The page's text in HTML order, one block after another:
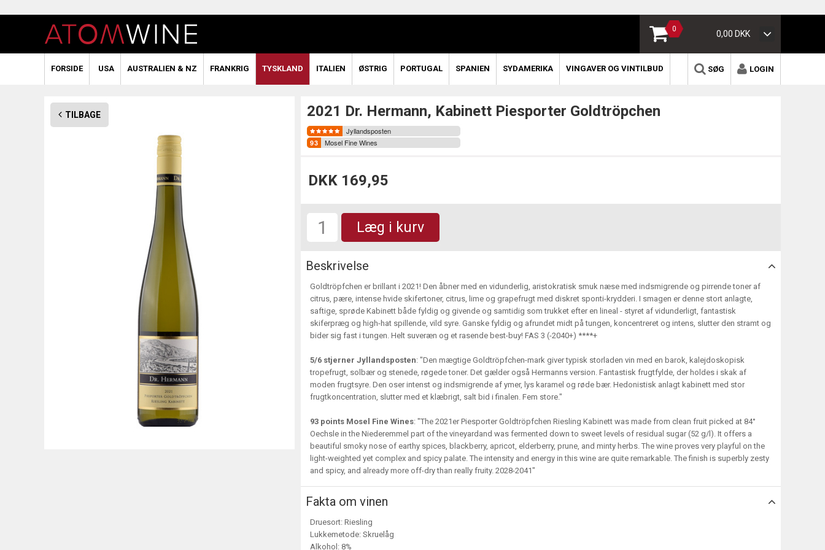
0 0,00 DKK
FORSIDE USA AUSTRALIEN & NZ FRANKRIG TYSKLAND ITALIEN ØSTRIG PORTUGAL SPANIEN SYDAMERIKA VINGAVER OG VINTILBUD LOGIN
SØG
TILBAGE 2021 Dr. Hermann, Kabinett Piesporter Goldtröpchen
Jyllandsposten
Mosel Fine Wines
DKK 169,95
Læg i kurv
Beskrivelse
Goldtröpfchen er brillant i 2021! Den åbner med en vidunderlig, aristokratisk smuk næse med indsmigrende og pirrende toner af
citrus, pære, intense hvide skifertoner, citrus, lime og grapefrugt med diskret sponti-krydderi. I smagen er denne stort anlagte,
saftige, sprøde Kabinett både fyldig og givende og samtidig som trukket efter en lineal - styret af vidunderligt, fantastisk
skiferpræg og high-hat spillende, vild syre. Ganske fyldig og afrundet midt på tungen, koncentreret og intens, slutter den stramt og
bider sig fast i tungen. Helt suveræn og et rasende best-buy! FAS 3 (-2040+) ****+
5/6 stjerner Jyllandsposten: "Den mægtige Goldtröpfchen-mark giver typisk storladen vin med en barok, kalejdoskopisk
tropefrugt, solbær og stenede, røgede toner. Det gælder også Hermanns version. Fantastisk frugtfylde, der holdes i skak af
moden frugtsyre. Den oser intenst og indsmigrende af ymer, lys karamel og røde bær. Hedonistisk anlagt kabinett med stor
frugtkoncentration, slutter med et klæbrigt, salt bid i finalen. Fem store."
93 points Mosel Fine Wines: "The 2021er Piesporter Goldtröpfchen Riesling Kabinett was made from clean fruit picked at 84°
Oechsle in the Niederemmel part of the vineyardand was fermented down to sweet levels of residual sugar (52 g/l). It offers a
beautiful smoky nose of earthy spices, blackberry, apricot, elderberry, prune, and minty herbs. The wine proves very playful on the
light-weighted yet complex and spicy palate. The intensity and energy in this wine are quite remarkable. The finish is superbly zesty
and spicy, and already more off-dry than really fruity. 2028-2041"
Fakta om vinen
Druesort: Riesling
Lukkemetode: Skruelåg
Alkohol: 8%